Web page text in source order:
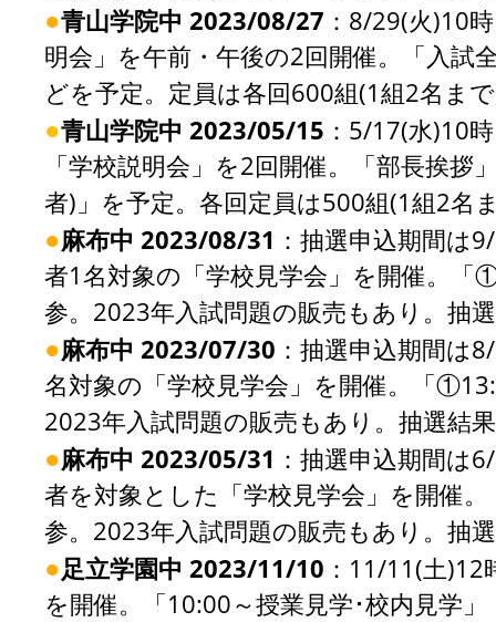
●青山学院中 2023/08/27 ：8/29(火)10
明会」を午前・午後の2回開催。「入試
どを予定。定員は各回600組(1組2名ま
●青山学院中 2023/05/15 ：5/17(水)10
「学校説明会」を2回開催。「部長挨
者)」を予定。各回定員は500組(1組2
●麻布中 2023/08/31 ：抽選申込期間は
者1名対象の「学校見学会」を開催。
参。2023年入試問題の販売もあり。抽
●麻布中 2023/07/30 ：抽選申込期間は
名対象の「学校見学会」を開催。「
2023年入試問題の販売もあり。抽選結
●麻布中 2023/05/31 ：抽選申込期間は
者を対象とした「学校見学会」を開催
参。2023年入試問題の販売もあり。抽
●足立学園中 2023/11/10 ：11/11(土
を開催。「10:00～授業見学･校内見学